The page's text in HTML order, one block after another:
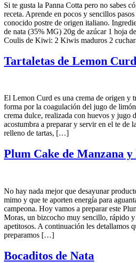
Si te gusta la Panna Cotta pero no sabes
receta. Aprende en pocos y sencillos
conocido postre de origen italiano.
de nata (35% MG) 20g de azúcar 1 hoja
Coulis de Kiwi: 2 Kiwis maduros 2
Tartaletas de Lemon Curd
El Lemon Curd es una crema de origen y
forma por la coagulación del jugo de
crema dulce, realizada con huevos y jugo
acostumbra a preparar y servir en el te de
relleno de tartas, […]
Plum Cake de Manzana
No hay nada mejor que desayunar
mimo y que te aporten energía para
campeona. Hoy vamos a preparar este
Moras, un bizcocho muy sencillo, rápido
apetitosos. A continuación les detallamos
preparamos […]
Bocaditos de Nata